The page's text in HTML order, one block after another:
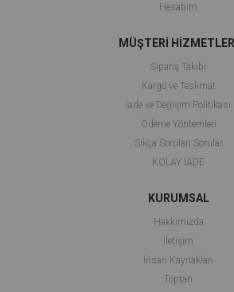
Hesabım
MÜŞTERİ
Sipariş Takibi
Kargo ve Teslimat
İade ve Değişim Politikası
Ödeme Yöntemleri
Sıkça Sorulan Sorular
KOLAY İADE
KURUMSAL
Hakkımızda
İletişim
İnsan Kaynakları
Toptan